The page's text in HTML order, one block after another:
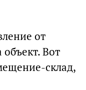
от
Вот
склад,